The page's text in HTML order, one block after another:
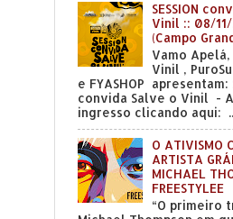
SESSION
Vinil :: 08/
(Campo
Vamo
Vinil ,
e FYASHOP apresentam:
convida Salve o Vinil -
ingresso clicando aqui:
O ATIVISMO
ARTISTA
MICHAEL
FREESTYLEE
“O primeiro